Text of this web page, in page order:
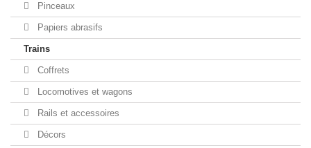
Pinceaux
Papiers abrasifs
Trains
Coffrets
Locomotives et wagons
Rails et accessoires
Décors